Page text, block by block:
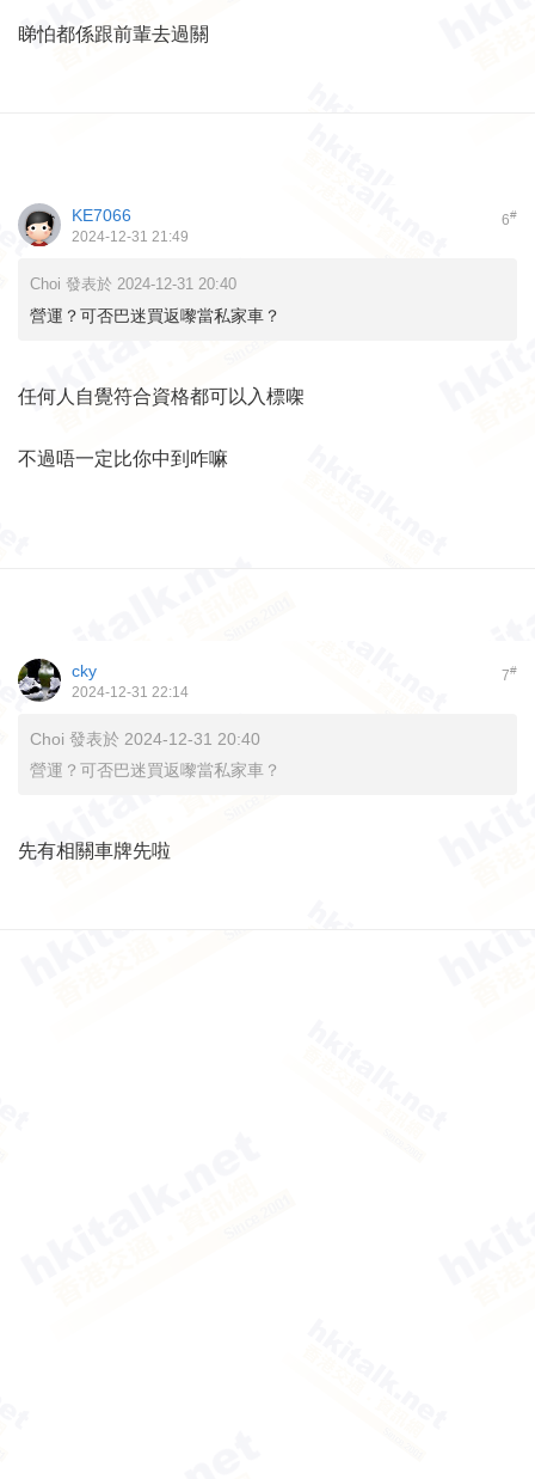
睇怕都係跟前輩去過關
6#
KE7066
2024-12-31 21:49
Choi 發表於 2024-12-31 20:40
營運？可否巴迷買返嚟當私家車？
任何人自覺符合資格都可以入標㗎
不過唔一定比你中到咋嘛
7#
cky
2024-12-31 22:14
Choi 發表於 2024-12-31 20:40
營運？可否巴迷買返嚟當私家車？
先有相關車牌先啦